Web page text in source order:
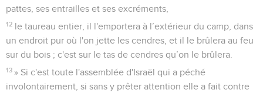
pattes, ses entrailles et ses excréments,
12 le taureau entier, il l'emportera à l’extérieur du camp, dans
un endroit pur où l'on jette les cendres, et il le brûlera au feu
sur du bois ; c'est sur le tas de cendres qu’on le brûlera.
13 » Si c'est toute l'assemblée d'Israël qui a péché
involontairement, si sans y prêter attention elle a fait contre